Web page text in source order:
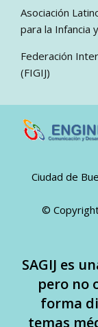
Asociación
para la Infancia
Federación
(FIGIJ)
Ciudad de
©
SAGIJ es
pero no
forma
temas